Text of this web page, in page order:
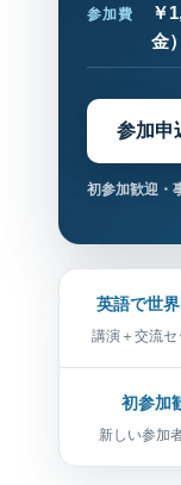
参加費 ￥
金）
参加申
初参加歓迎・
英語で世
講演＋交流セ
初参加
新しい参加